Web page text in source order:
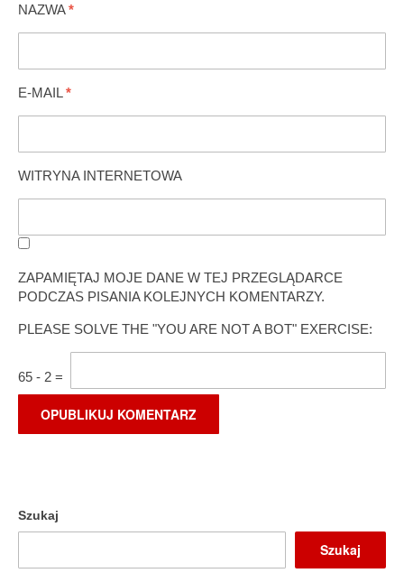
NAZWA*
E-MAIL *
WITRYNA INTERNETOWA
ZAPAMIĘTAJ MOJE DANE W TEJ PRZEGLĄDARCE
PODCZAS PISANIA KOLEJNYCH KOMENTARZY.
PLEASE SOLVE THE "YOU ARE NOT A BOT" EXERCISE:
65 - 2 =
Szukaj
Szukaj